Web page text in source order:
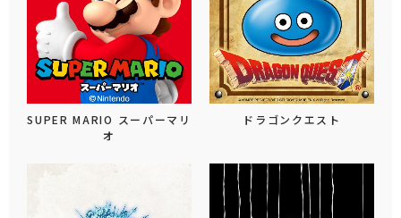
SUPER MARIO スーパーマリ
オ
ドラゴンクエスト